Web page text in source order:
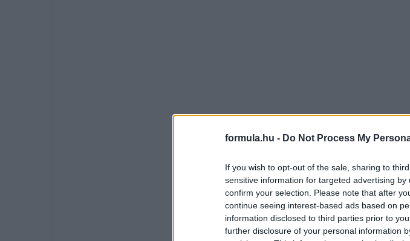
formula.hu - Do Not Process My
If you wish to opt-out of the sale, sharing to
sensitive information for targeted advertising
confirm your selection. Please note that after
continue seeing interest-based ads based on
information disclosed to third parties prior to
further disclosure of your personal information